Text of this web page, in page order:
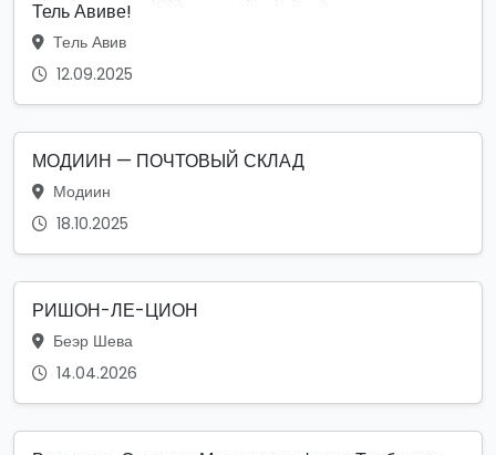
Тель Авиве!
Тель Авив
12.09.2025
МОДИИН — ПОЧТОВЫЙ СКЛАД
Модиин
18.10.2025
РИШОН-ЛЕ-ЦИОН
Беэр Шева
14.04.2026